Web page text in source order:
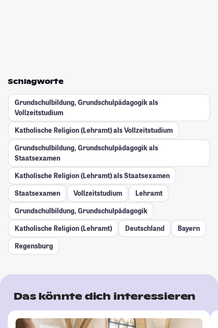
Schlagworte
Grundschulbildung, Grundschulpädagogik als
Vollzeitstudium
Katholische Religion (Lehramt) als Vollzeitstudium
Grundschulbildung, Grundschulpädagogik als
Staatsexamen
Katholische Religion (Lehramt) als Staatsexamen
Staatsexamen
Vollzeitstudium
Lehramt
Grundschulbildung, Grundschulpädagogik
Katholische Religion (Lehramt)
Deutschland
Bayern
Regensburg
Das könnte dich interessieren